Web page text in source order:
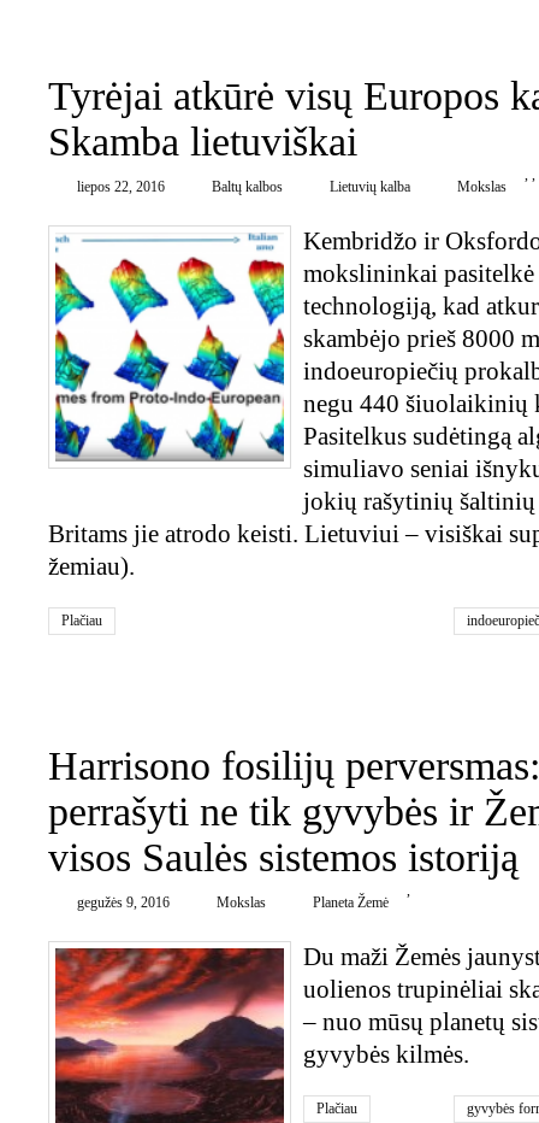
Tyrėjai atkūrė visų Europos
Skamba lietuviškai
liepos 22, 2016 Baltų kalbos
,
Lietuvių kalba
,
Mokslas
Kembridžo ir
mokslininkai pasitelkė
technologiją, kad
skambėjo prieš 8000
indoeuropiečių
negu 440 šiuolaikinių
Pasitelkus sudėtingą
simuliavo seniai
jokių rašytinių šaltinių
Britams jie atrodo keisti. Lietuviui – visiškai
žemiau).
Plačiau
Harrisono fosilijų
perrašyti ne tik gyvybės ir
visos Saulės sistemos istoriją
gegužės 9, 2016 Mokslas
,
Planeta Žemė
Du ma­ži Žemės
uo­lie­nos tru­pi­nė­liai
– nuo mū­sų pla­ne­tų
gy­vy­bės kil­mės.
Plačiau gyvybės